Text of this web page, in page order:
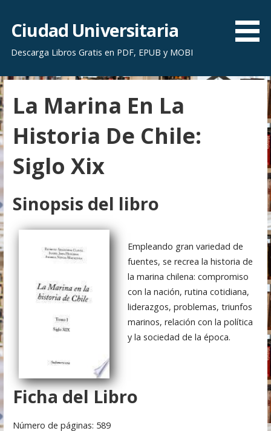
r
a
l
c
o
n
e
n
i
d
o
Ciudad Universitaria
Descarga Libros Gratis en PDF, EPUB y MOBI
La Marina En La
Historia De Chile:
Siglo Xix
Sinopsis del libro
Empleando gran variedad de
fuentes, se recrea la historia de
la marina chilena: compromiso
con la nación, rutina cotidiana,
liderazgos, problemas, triunfos
marinos, relación con la política
y la sociedad de la época.
Ficha del Libro
Número de páginas: 589